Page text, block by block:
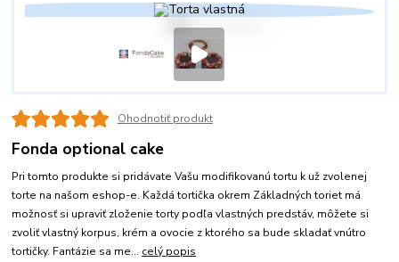
Ohodnotiť produkt
Fonda optional cake
Pri tomto produkte si pridávate Vašu modifikovanú tortu k už zvolenej
torte na našom eshop-e. Každá tortička okrem Základných toriet má
možnosť si upraviť zloženie torty podľa vlastných predstáv, môžete si
zvoliť vlastný korpus, krém a ovocie z ktorého sa bude skladať vnútro
tortičky. Fantázie sa me... celý popis